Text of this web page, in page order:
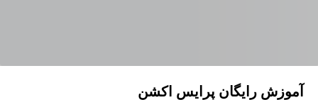
آموزش رایگان پرایس اکشن